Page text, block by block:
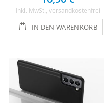
Inkl. MwSt., versandkostenfrei
IN DEN WARENKORB